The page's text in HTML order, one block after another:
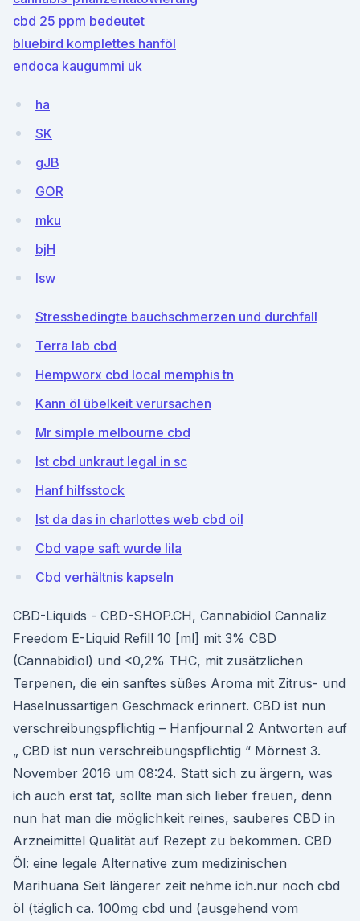
cbd 25 ppm bedeutet
bluebird komplettes hanföl
endoca kaugummi uk
ha
SK
gJB
GOR
mku
bjH
lsw
Stressbedingte bauchschmerzen und durchfall
Terra lab cbd
Hempworx cbd local memphis tn
Kann öl übelkeit verursachen
Mr simple melbourne cbd
Ist cbd unkraut legal in sc
Hanf hilfsstock
Ist da das in charlottes web cbd oil
Cbd vape saft wurde lila
Cbd verhältnis kapseln
CBD-Liquids - CBD-SHOP.CH, Cannabidiol Cannaliz
Freedom E-Liquid Refill 10 [ml] mit 3% CBD
(Cannabidiol) und <0,2% THC, mit zusätzlichen
Terpenen, die ein sanftes süßes Aroma mit Zitrus- und
Haselnussartigen Geschmack erinnert. CBD ist nun
verschreibungspflichtig – Hanfjournal 2 Antworten auf
„ CBD ist nun verschreibungspflichtig “ Mörnest 3.
November 2016 um 08:24. Statt sich zu ärgern, was
ich auch erst tat, sollte man sich lieber freuen, denn
nun hat man die möglichkeit reines, sauberes CBD in
Arzneimittel Qualität auf Rezept zu bekommen. CBD
Öl: eine legale Alternative zum medizinischen
Marihuana Seit längerer zeit nehme ich.nur noch cbd
öl (täglich ca. 100mg cbd und (ausgehend vom